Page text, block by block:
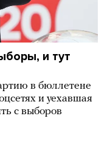
и тут
в бюллетене
и уехавшая
с выборов